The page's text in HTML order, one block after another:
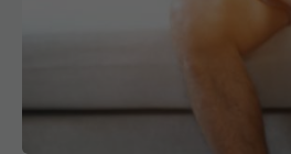
Tratament nou pentru
dintre sănătatea intestinului